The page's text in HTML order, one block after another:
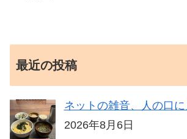
最近の投稿
ネットの雑音、人の口
2026年8月6日